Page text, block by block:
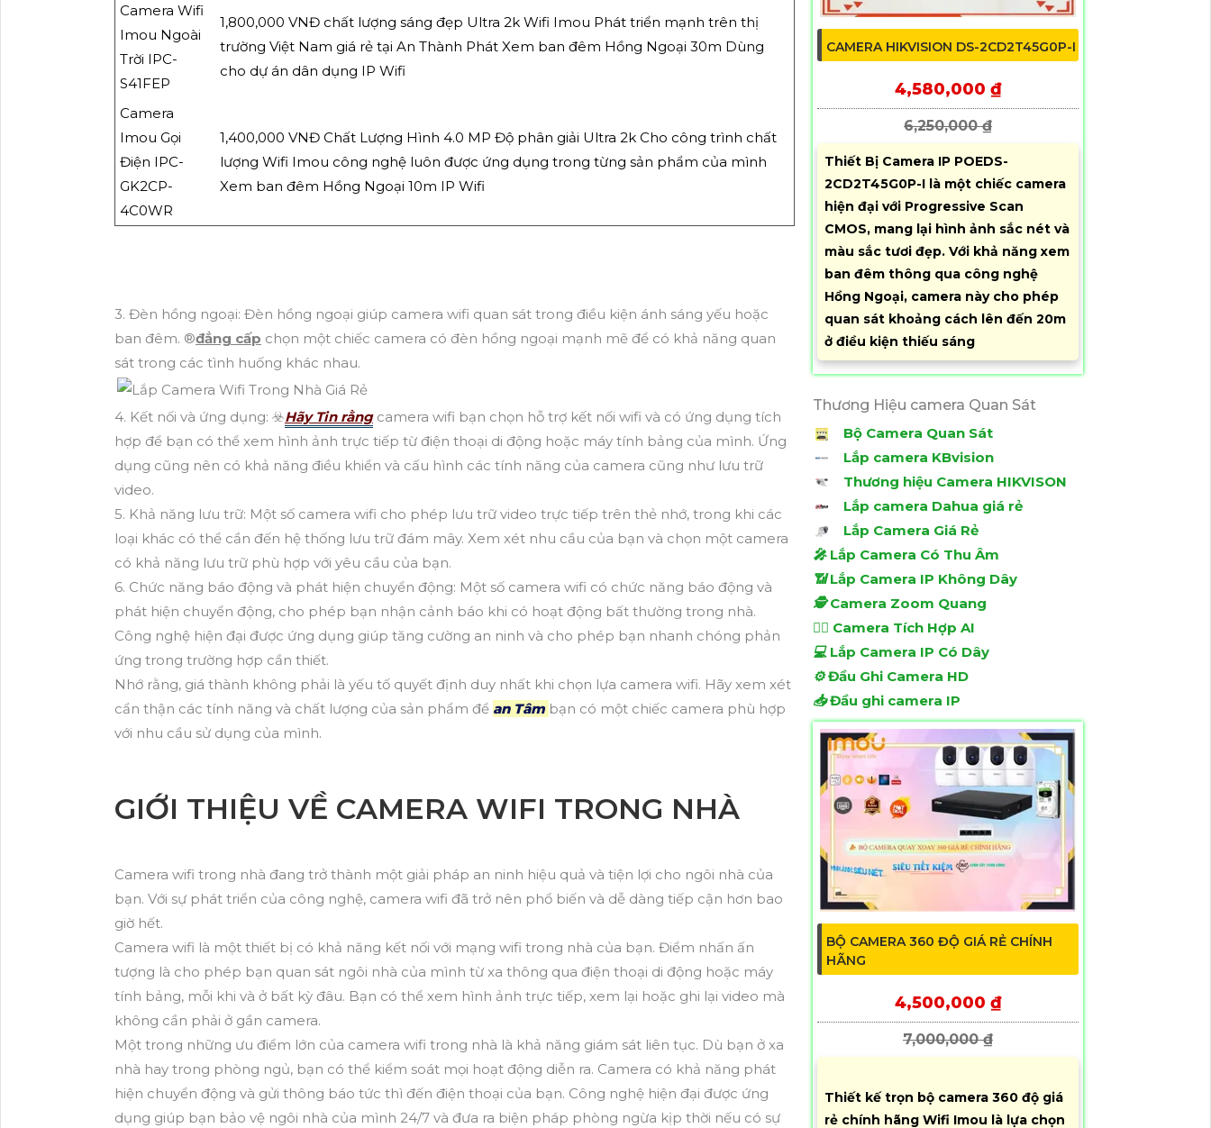
Camera Wifi
Imou Ngoài
Trời IPC-
S41FEP
1,800,000 VNĐ chất lượng sáng đẹp Ultra 2k Wifi Imou Phát triển mạnh trên thị
trường Việt Nam giá rẻ tại An Thành Phát Xem ban đêm Hồng Ngoại 30m Dùng
cho dự án dân dụng IP Wifi
Camera
Imou Gọi
Điện IPC-
GK2CP-
4C0WR
1,400,000 VNĐ Chất Lượng Hình 4.0 MP Độ phân giải Ultra 2k Cho công trình chất
lượng Wifi Imou công nghệ luôn được ứng dụng trong từng sản phẩm của mình
Xem ban đêm Hồng Ngoại 10m IP Wifi
3. Đèn hồng ngoại: Đèn hồng ngoại giúp camera wifi quan sát trong điều kiện ánh sáng yếu hoặc
ban đêm. ®️đẳng cấp chọn một chiếc camera có đèn hồng ngoại mạnh mẽ để có khả năng quan
sát trong các tình huống khác nhau.
4. Kết nối và ứng dụng: ☣️Hãy Tin rằngcamera wifi bạn chọn hỗ trợ kết nối wifi và có ứng dụng tích
hợp để bạn có thể xem hình ảnh trực tiếp từ điện thoại di động hoặc máy tính bảng của mình. Ứng
dụng cũng nên có khả năng điều khiển và cấu hình các tính năng của camera cũng như lưu trữ
video.
5. Khả năng lưu trữ: Một số camera wifi cho phép lưu trữ video trực tiếp trên thẻ nhớ, trong khi các
loại khác có thể cần đến hệ thống lưu trữ đám mây. Xem xét nhu cầu của bạn và chọn một camera
có khả năng lưu trữ phù hợp với yêu cầu của bạn.
6. Chức năng báo động và phát hiện chuyển động: Một số camera wifi có chức năng báo động và
phát hiện chuyển động, cho phép bạn nhận cảnh báo khi có hoạt động bất thường trong nhà.
Công nghệ hiện đại được ứng dụng giúp tăng cường an ninh và cho phép bạn nhanh chóng phản
ứng trong trường hợp cần thiết.
Nhớ rằng, giá thành không phải là yếu tố quyết định duy nhất khi chọn lựa camera wifi. Hãy xem xét
cẩn thận các tính năng và chất lượng của sản phẩm để an Tâm bạn có một chiếc camera phù hợp
với nhu cầu sử dụng của mình.
GIỚI THIỆU VỀ CAMERA WIFI TRONG NHÀ
Camera wifi trong nhà đang trở thành một giải pháp an ninh hiệu quả và tiện lợi cho ngôi nhà của
bạn. Với sự phát triển của công nghệ, camera wifi đã trở nên phổ biến và dễ dàng tiếp cận hơn bao
giờ hết.
Camera wifi là một thiết bị có khả năng kết nối với mạng wifi trong nhà của bạn. Điểm nhấn ấn
tượng là cho phép bạn quan sát ngôi nhà của mình từ xa thông qua điện thoại di động hoặc máy
tính bảng, mỗi khi và ở bất kỳ đâu. Bạn có thể xem hình ảnh trực tiếp, xem lại hoặc ghi lại video mà
không cần phải ở gần camera.
Một trong những ưu điểm lớn của camera wifi trong nhà là khả năng giám sát liên tục. Dù bạn ở xa
nhà hay trong phòng ngủ, bạn có thể kiểm soát mọi hoạt động diễn ra. Camera có khả năng phát
hiện chuyển động và gửi thông báo tức thì đến điện thoại của bạn. Công nghệ hiện đại được ứng
dụng giúp bạn bảo vệ ngôi nhà của mình 24/7 và đưa ra biện pháp phòng ngừa kịp thời nếu có sự
CAMERA HIKVISION DS-2CD2T45G0P-I
4,580,000 ₫
6,250,000 ₫
Thiết Bị Camera IP POEDS-
2CD2T45G0P-I là một chiếc camera
hiện đại với Progressive Scan
CMOS, mang lại hình ảnh sắc nét và
màu sắc tươi đẹp. Với khả năng xem
ban đêm thông qua công nghệ
Hồng Ngoại, camera này cho phép
quan sát khoảng cách lên đến 20m
ở điều kiện thiếu sáng
Thương Hiệu camera Quan Sát
Bộ Camera Quan Sát
Lắp camera KBvision
Thương hiệu Camera HIKVISON
Lắp camera Dahua giá rẻ
Lắp Camera Giá Rẻ
️🎤️ Lắp Camera Có Thu Âm
📶Lắp Camera IP Không Dây
🕵️Camera Zoom Quang
🧛‍♀️ Camera Tích Hợp AI
💻Lắp Camera IP Có Dây
⚙️Đầu Ghi Camera HD
📥Đầu ghi camera IP
BỘ CAMERA 360 ĐỘ GIÁ RẺ CHÍNH
HÃNG
4,500,000 ₫
7,000,000 ₫
Thiết kế trọn bộ camera 360 độ giá
rẻ chính hãng Wifi Imou là lựa chọn